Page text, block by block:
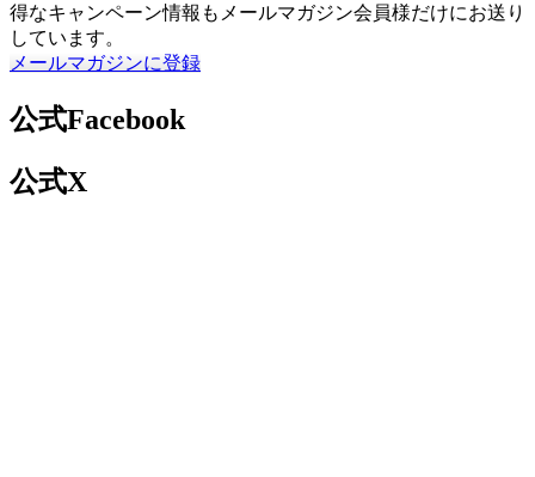
得なキャンペーン情報もメールマガジン会員様だけにお送り
しています。
メールマガジンに登録
公式Facebook
公式X